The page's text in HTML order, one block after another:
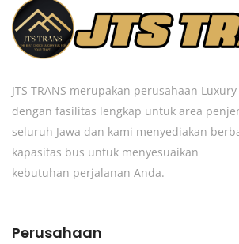
JTS TRANS merupakan perusahaan
dengan fasilitas lengkap untuk area
seluruh Jawa dan kami menyediakan
kapasitas bus untuk menyesuaikan
kebutuhan perjalanan Anda.
Perusahaan